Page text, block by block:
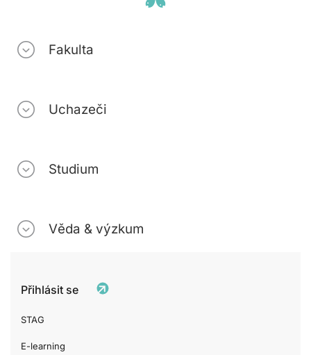
Fakulta
Uchazeči
Studium
Věda & výzkum
Přihlásit se
STAG
E-learning